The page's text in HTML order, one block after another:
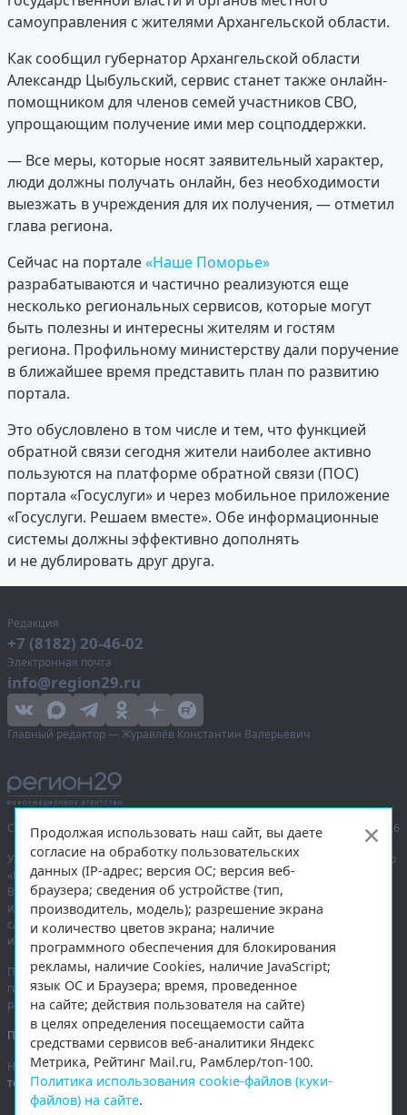
самоуправления с жителями Архангельской области.
Как сообщил губернатор Архангельской области
Александр Цыбульский, сервис станет также онлайн-
помощником для членов семей участников СВО,
упрощающим получение ими мер соцподдержки.
— Все меры, которые носят заявительный характер,
люди должны получать онлайн, без необходимости
выезжать в учреждения для их получения, — отметил
глава региона.
Сейчас на портале«Наше Поморье»
разрабатываются и частично реализуются еще
несколько региональных сервисов, которые могут
быть полезны и интересны жителям и гостям
региона. Профильному министерству дали поручение
в ближайшее время представить план по развитию
портала.
Это обусловлено в том числе и тем, что функцией
обратной связи сегодня жители наиболее активно
пользуются на платформе обратной связи (ПОС)
портала «Госуслуги» и через мобильное приложение
«Госуслуги. Решаем вместе». Обе информационные
системы должны эффективно дополнять
и не дублировать друг друга.
Редакция
+7 (8182) 20-46-02
Электронная почта
info@region29.ru
Главный редактор — Журавлёв Константин Валерьевич
Сетевое издание «Информационное агентство Регион 29»,
© 2016–2026
Учредитель — общество с ограниченной ответственностью «Агентство
«Правда Севера».
Выписка из реестра зарегистрированных средств массовой
информации:ЭЛ № ФС 77-74226от 09.11.2018 выдано Федеральной
службой по надзору в сфере связи, информационных технологий
и массовых коммуникаций (Роскомнадзор).
При полном или частичном использовании любых материалов
гиперссылка на region29.ruобязательна. Копирование материалов без
разрешения администрации сайта запрещено.
Правовая информация
На информационном ресурсе применяютсярекомендательные
технологии.
Продолжая использовать наш сайт, вы даете
согласие на обработку пользовательских
данных (IP-адрес; версия ОС; версия веб-
браузера; сведения об устройстве (тип,
производитель, модель); разрешение экрана
и количество цветов экрана; наличие
программного обеспечения для блокирования
рекламы, наличие Cookies, наличие JavaScript;
язык ОС и Браузера; время, проведенное
на сайте; действия пользователя на сайте)
в целях определения посещаемости сайта
средствами сервисов веб-аналитики Яндекс
Метрика, Рейтинг Mail.ru, Рамблер/топ-100.
Политика использования cookie-файлов (куки-
файлов) на сайте.